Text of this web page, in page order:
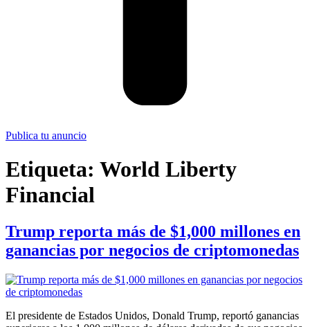
Publica tu anuncio
Etiqueta: World Liberty
Financial
Trump reporta más de $1,000 millones en
ganancias por negocios de criptomonedas
El presidente de Estados Unidos, Donald Trump, reportó ganancias